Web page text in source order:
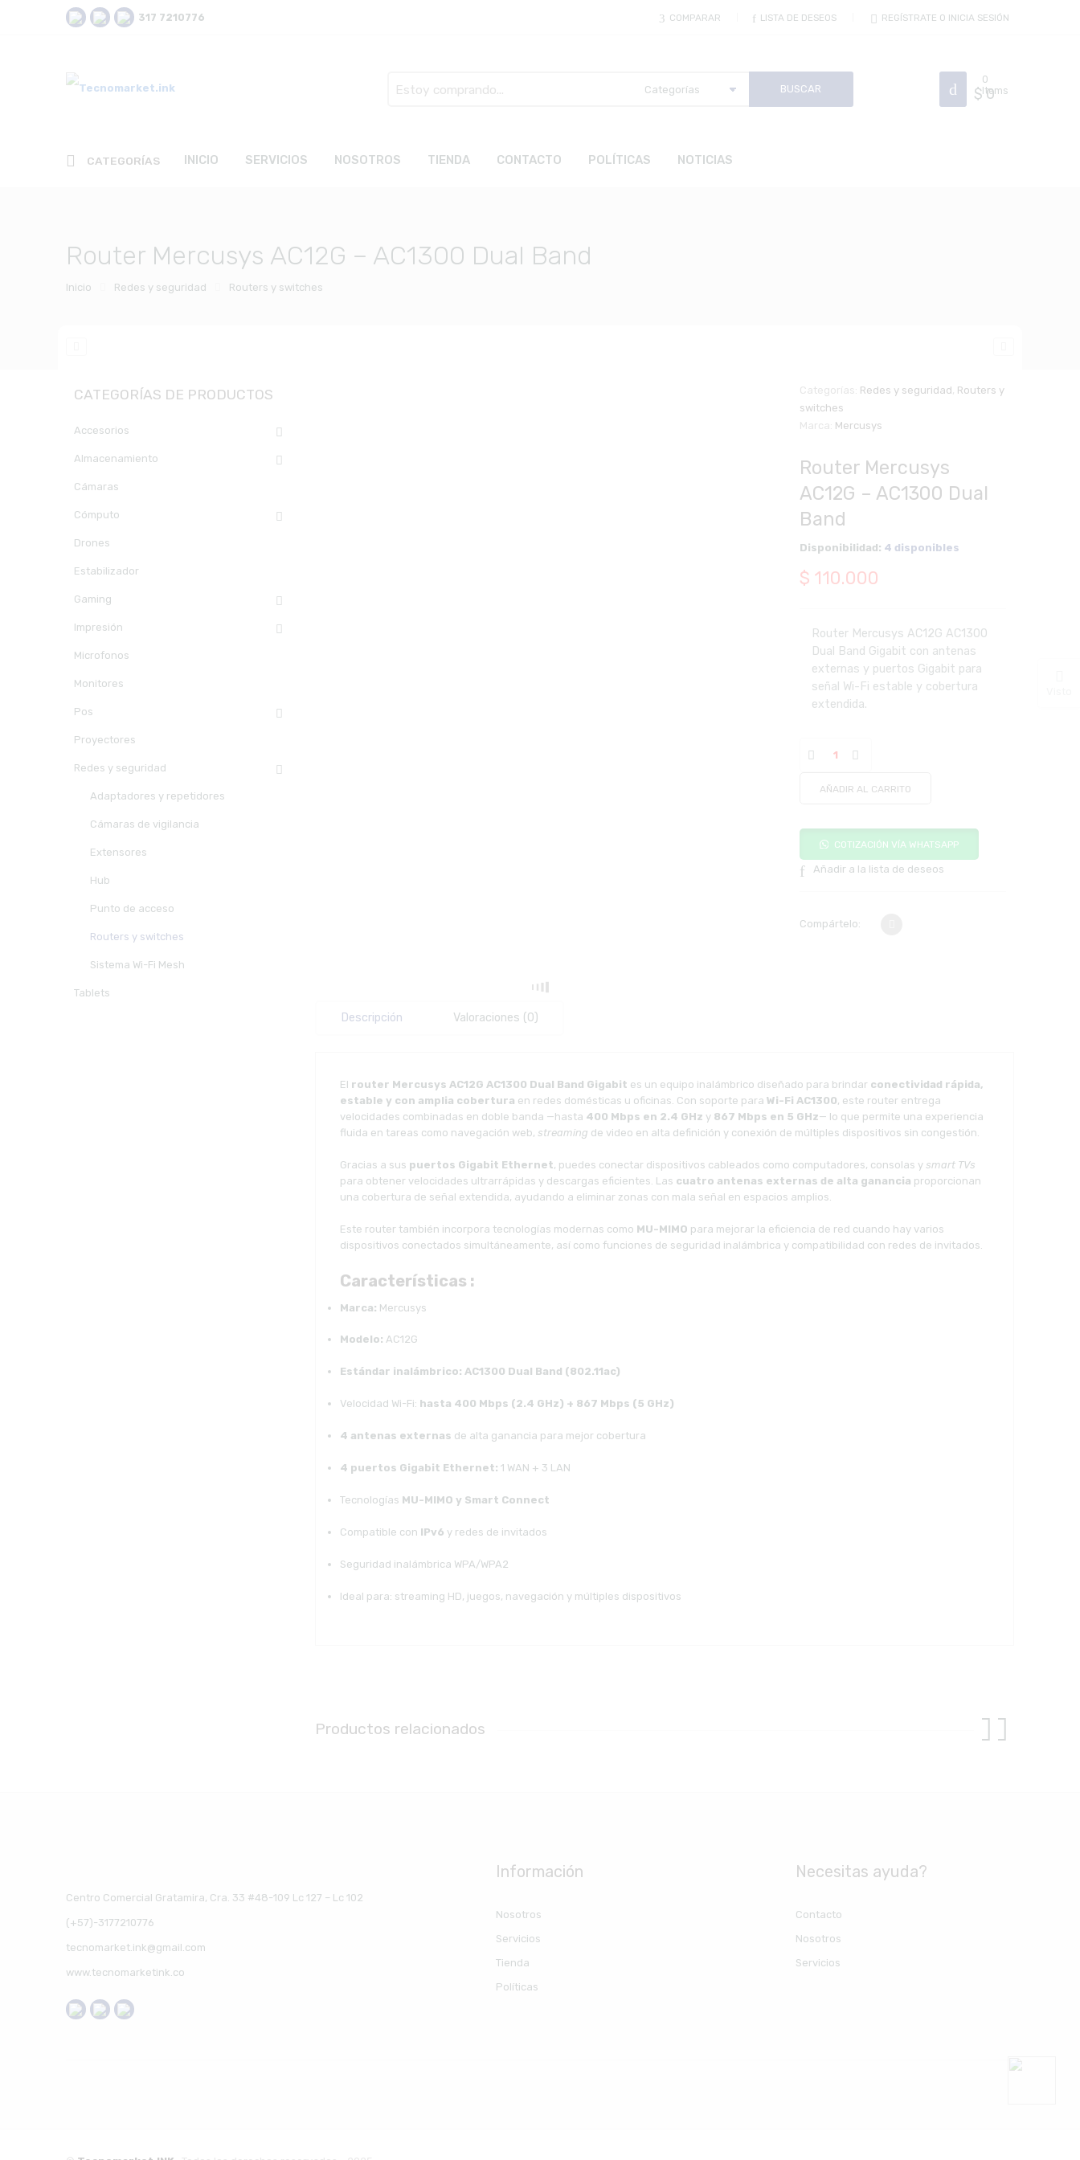
317 7210776 COMPARAR LISTA DE DESEOS REGÍSTRATE O INICIA SESIÓN
aquí
0
Items
$0
CATEGORÍAS INICIO SERVICIOS NOSOTROS TIENDA CONTACTO POLÍTICAS NOTICIAS
Router Mercusys AC12G – AC1300 Dual Band
Inicio Redes y seguridad Routers y switches
Categorías: Redes y seguridad, Routers y
switches
Marca: Mercusys
Router Mercusys
AC12G – AC1300 Dual
Band
Disponibilidad: 4 disponibles
$ 110.000
Router Mercusys AC12G AC1300
Dual Band Gigabit con antenas
externas y puertos Gigabit para
señal Wi-Fi estable y cobertura
extendida.
AÑADIR AL CARRITO
COTIZACIÓN VÍA WHATSAPP
Añadir a la lista de deseos
Compártelo:
Descripción Valoraciones (0)
El router Mercusys AC12G AC1300 Dual Band Gigabit es un equipo inalámbrico diseñado para brindar conectividad rápida,
estable y con amplia cobertura en redes domésticas u oficinas. Con soporte para Wi-Fi AC1300, este router entrega
velocidades combinadas en doble banda —hasta 400 Mbps en 2.4 GHz y 867 Mbps en 5 GHz— lo que permite una experiencia
fluida en tareas como navegación web, streaming de video en alta definición y conexión de múltiples dispositivos sin congestión.
Gracias a sus puertos Gigabit Ethernet, puedes conectar dispositivos cableados como computadores, consolas y smart TVs
para obtener velocidades ultrarrápidas y descargas eficientes. Las cuatro antenas externas de alta ganancia proporcionan
una cobertura de señal extendida, ayudando a eliminar zonas con mala señal en espacios amplios.
Este router también incorpora tecnologías modernas como MU-MIMO para mejorar la eficiencia de red cuando hay varios
dispositivos conectados simultáneamente, así como funciones de seguridad inalámbrica y compatibilidad con redes de invitados.
Características :
Marca: Mercusys
Modelo: AC12G
Estándar inalámbrico: AC1300 Dual Band (802.11ac)
Velocidad Wi-Fi: hasta 400 Mbps (2.4 GHz) + 867 Mbps (5 GHz)
4 antenas externas de alta ganancia para mejor cobertura
4 puertos Gigabit Ethernet: 1 WAN + 3 LAN
Tecnologías MU-MIMO y Smart Connect
Compatible con IPv6 y redes de invitados
Seguridad inalámbrica WPA/WPA2
Ideal para: streaming HD, juegos, navegación y múltiples dispositivos
Productos relacionados
CATEGORÍAS DE PRODUCTOS
Accesorios
Almacenamiento
Cámaras
Cómputo
Drones
Estabilizador
Gaming
Impresión
Microfonos
Monitores
Pos
Proyectores
Redes y seguridad
Adaptadores y repetidores
Cámaras de vigilancia
Extensores
Hub
Punto de acceso
Routers y switches
Sistema Wi-Fi Mesh
Tablets
Centro Comercial Gratamira, Cra. 33 #48-109 Lc 127 – Lc 102
(+57)-3177210776
tecnomarket.ink@gmail.com
www.tecnomarketink.co
Información
Nosotros
Servicios
Tienda
Políticas
Necesitas ayuda?
Contacto
Nosotros
Servicios